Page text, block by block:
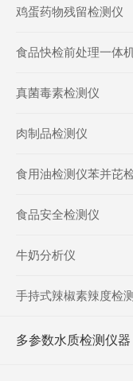
鸡蛋药物残留检测仪
食品快检前处理一体
真菌毒素检测仪
肉制品检测仪
食用油检测仪苯并芘
食品安全检测仪
牛奶分析仪
手持式辣椒素辣度检
多参数水质检测仪器